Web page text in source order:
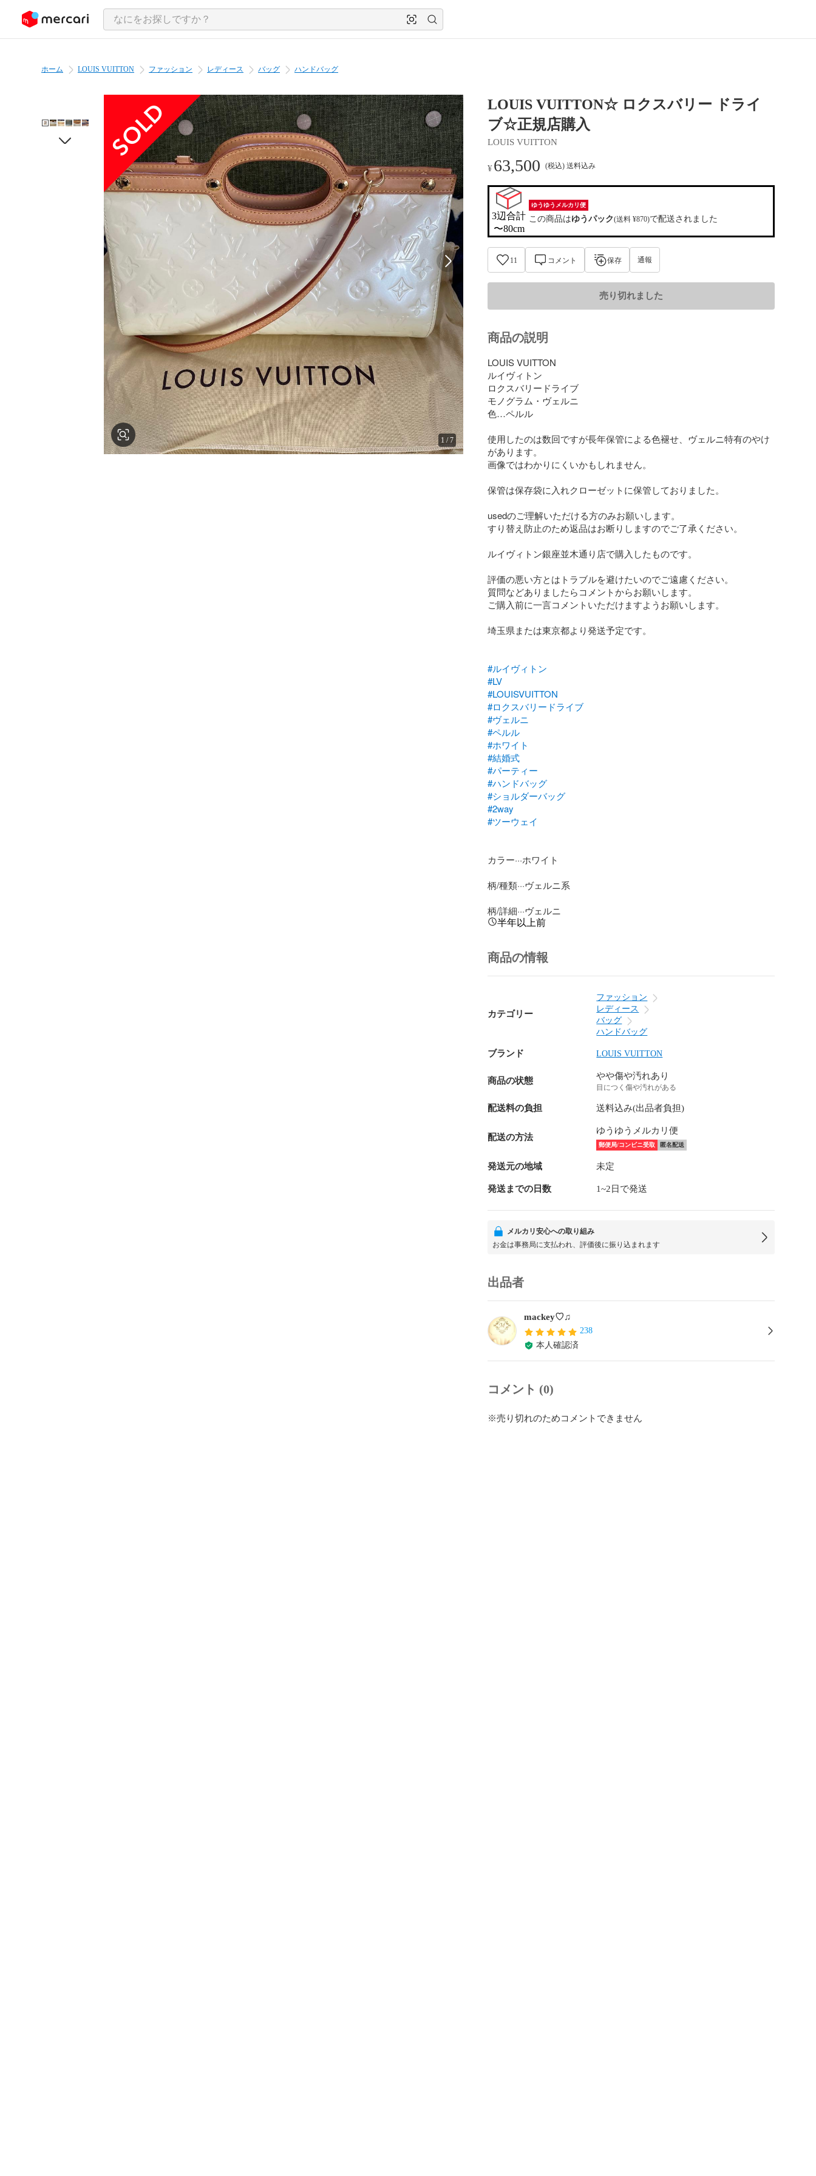
ツにスキップ
ホーム LOUIS VUITTON ファッション レディース バッグ ハンドバッグ
1/7
LOUIS VUITTON☆ ロクスバリー ドライ
ブ☆正規店購入
LOUIS VUITTON
¥ 63,500 (税込) 送料込み
3辺合計
〜80cm
ゆうゆうメルカリ便
この商品はゆうパック(送料 ¥870)で配送されました
11 コメント 保存 通報
売り切れました
商品の説明
LOUIS VUITTON
ルイヴィトン
ロクスバリードライブ
モノグラム・ヴェルニ
色…ペルル
使用したのは数回ですが長年保管による色褪せ、ヴェルニ特有のやけ
があります。
画像ではわかりにくいかもしれません。
保管は保存袋に入れクローゼットに保管しておりました。
usedのご理解いただける方のみお願いします。
すり替え防止のため返品はお断りしますのでご了承ください。
ルイヴィトン銀座並木通り店で購入したものです。
評価の悪い方とはトラブルを避けたいのでご遠慮ください。
質問などありましたらコメントからお願いします。
ご購入前に一言コメントいただけますようお願いします。
埼玉県または東京都より発送予定です。
#ルイヴィトン
#LV
#LOUISVUITTON
#ロクスバリードライブ
#ヴェルニ
#ペルル
#ホワイト
#結婚式
#パーティー
#ハンドバッグ
#ショルダーバッグ
#2way
#ツーウェイ
カラー···ホワイト
柄/種類···ヴェルニ系
柄/詳細···ヴェルニ
半年以上前
商品の情報
カテゴリー
ファッション
レディース
バッグ
ハンドバッグ
ブランド LOUIS VUITTON
商品の状態 やや傷や汚れあり
目につく傷や汚れがある
配送料の負担 送料込み(出品者負担)
配送の方法
ゆうゆうメルカリ便
郵便局/コンビニ受取 匿名配送
発送元の地域 未定
発送までの日数 1~2日で発送
メルカリ安心への取り組み
お金は事務局に支払われ、評価後に振り込まれます
出品者
mackey♡♫
238
本人確認済
コメント (0)
※売り切れのためコメントできません